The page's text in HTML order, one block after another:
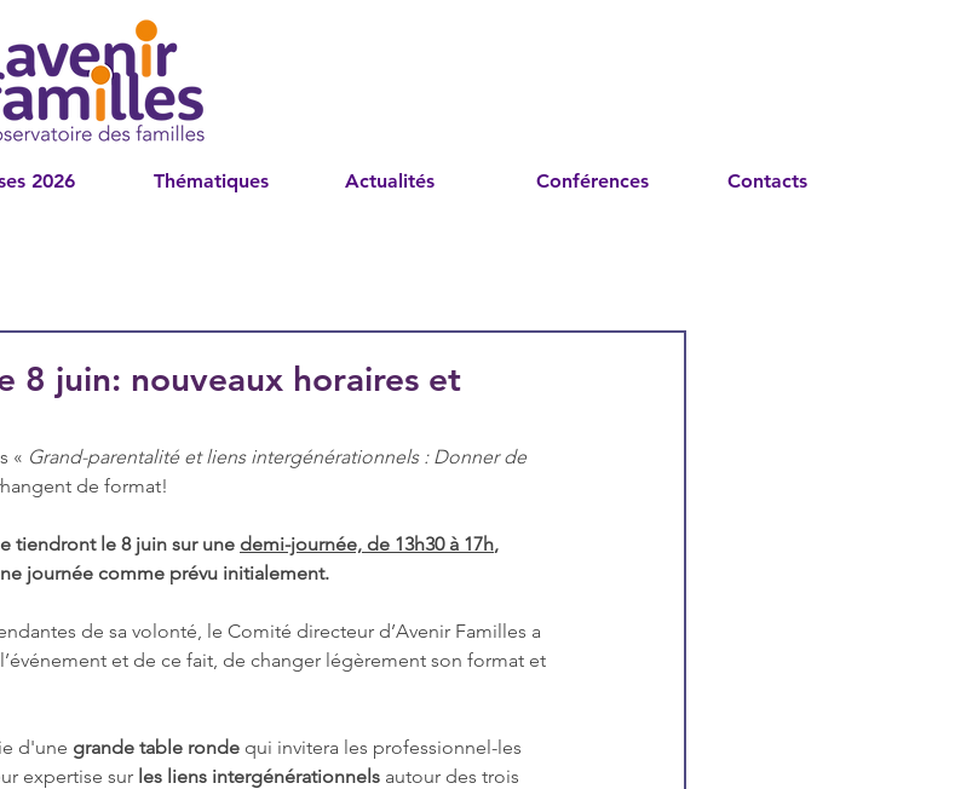
2026 Thématiques Actualités Conférences Contacts
8 juin: nouveaux horaires et
« Grand-parentalité et liens intergénérationnels : Donner de
hangent de format!
tiendront le 8 juin sur une demi-journée, de 13h30 à 17h,
journée comme prévu initialement.
de sa volonté, le Comité directeur d’Avenir Familles a
et de ce fait, de changer légèrement son format et
d'une grande table ronde qui invitera les professionnel-les
expertise sur les liens intergénérationnels autour des trois